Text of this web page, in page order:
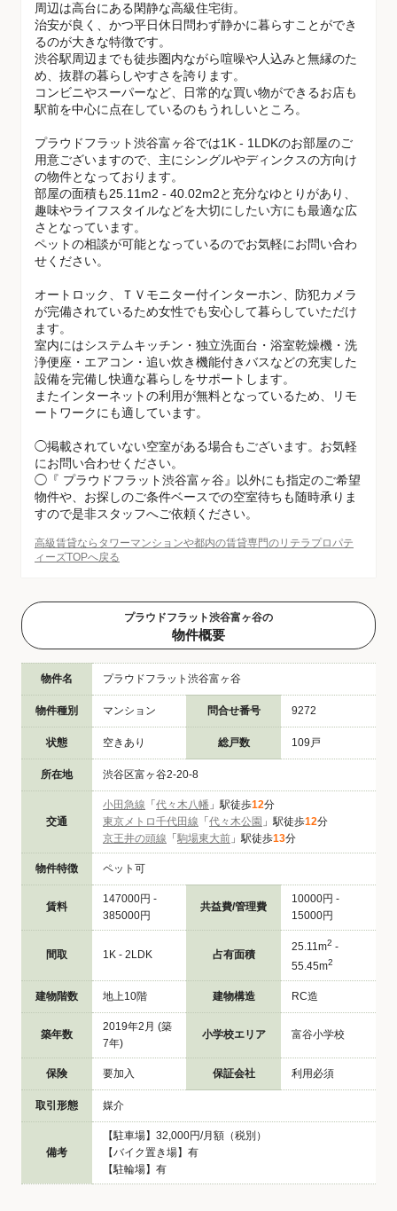
周辺は高台にある閑静な高級住宅街。
治安が良く、かつ平日休日問わず静かに暮らすことができ
るのが大きな特徴です。
渋谷駅周辺までも徒歩圏内ながら喧噪や人込みと無縁のた
め、抜群の暮らしやすさを誇ります。
コンビニやスーパーなど、日常的な買い物ができるお店も
駅前を中心に点在しているのもうれしいところ。
プラウドフラット渋谷富ヶ谷では1K - 1LDKのお部屋のご
用意ございますので、主にシングルやディンクスの方向け
の物件となっております。
部屋の面積も25.11m2 - 40.02m2と充分なゆとりがあり、
趣味やライフスタイルなどを大切にしたい方にも最適な広
さとなっています。
ペットの相談が可能となっているのでお気軽にお問い合わ
せください。
オートロック、ＴＶモニター付インターホン、防犯カメラ
が完備されているため女性でも安心して暮らしていただけ
ます。
室内にはシステムキッチン・独立洗面台・浴室乾燥機・洗
浄便座・エアコン・追い炊き機能付きバスなどの充実した
設備を完備し快適な暮らしをサポートします。
またインターネットの利用が無料となっているため、リモ
ートワークにも適しています。
◯掲載されていない空室がある場合もございます。お気軽
にお問い合わせください。
◯『 プラウドフラット渋谷富ヶ谷』以外にも指定のご希望
物件や、お探しのご条件ベースでの空室待ちも随時承りま
すので是非スタッフへご依頼ください。
高級賃貸ならタワーマンションや都内の賃貸専門のリテラプロパテ
ィーズTOPへ戻る
プラウドフラット渋谷富ヶ谷の
物件概要
物件名 プラウドフラット渋谷富ヶ谷
物件種別 マンション 問合せ番号 9272
状態 空きあり 総戸数 109戸
所在地 渋谷区富ヶ谷2-20-8
交通
小田急線 「 代々木八幡 」駅徒歩12分
東京メトロ千代田線 「 代々木公園 」駅徒歩12分
京王井の頭線 「 駒場東大前 」駅徒歩13分
物件特徴 ペット可
賃料
147000円 -
385000円
共益費/管理費
10000円 -
15000円
間取 1K - 2LDK 占有面積
25.11m2 -
55.45m2
建物階数 地上10階 建物構造 RC造
築年数
2019年2月 (築
7年)
小学校エリア 富谷小学校
保険 要加入 保証会社 利用必須
取引形態 媒介
備考
【駐車場】32,000円/月額（税別）
【バイク置き場】有
【駐輪場】有